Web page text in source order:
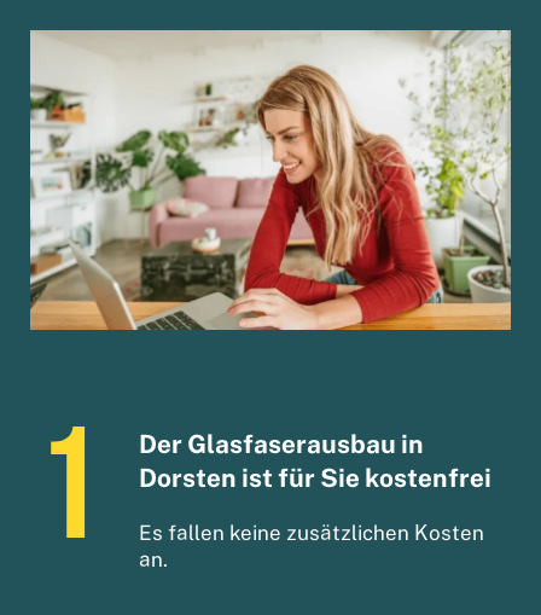
Der Glasfaserausbau in
Dorsten ist für Sie kostenfrei
Es fallen keine zusätzlichen Kosten
an.